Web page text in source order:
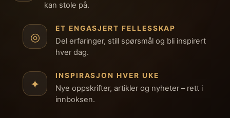
kan stole på.
◎
ET ENGASJERT FELLESSKAP
Del erfaringer, still spørsmål og bli inspirert
hver dag.
✦
INSPIRASJON HVER UKE
Nye oppskrifter, artikler og nyheter – rett i
innboksen.